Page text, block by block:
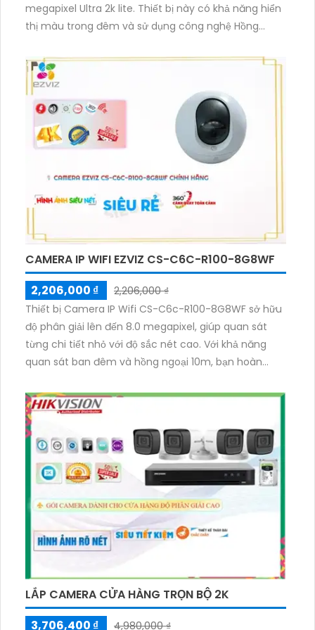
megapixel Ultra 2k lite. Thiết bị này có khả năng hiển
thị màu trong đêm và sử dụng công nghệ Hồng
Với thân Plastic, camera này rất phù hợp cho các
công trình. Camera này cũng có tính năng mới nhất
là IP Wifi, giúp dễ dàng nâng cấp hệ thống. Ngoài ra,
camera còn tích hợp khả năng thu âm và loa chất
lượng.
CAMERA IP WIFI EZVIZ CS-C6C-R100-8G8WF
2,206,000 ₫
2,206,000 ₫
Thiết bị Camera IP Wifi CS-C6c-R100-8G8WF sở hữu
độ phân giải lên đến 8.0 megapixel, giúp quan sát
từng chi tiết nhỏ với độ sắc nét cao. Với khả năng
quan sát ban đêm và hồng ngoại 10m, bạn hoàn
nghệ IP Wifi, không gây giảm chất lượng hình ảnh và
thậm chí còn mang đến gam màu rõ ràng vào ban
đêm. Với khả năng xoay 360 độ, camera này còn thu
âm và tái tạo âm thanh một cách rõ ràng, đem lại
trải nghiệm quan sát hoàn hảo cho gia đình, căn hộ
của bạn.
LẮP CAMERA CỬA HÀNG TRỌN BỘ 2K
3,706,400 ₫
4,980,000 ₫